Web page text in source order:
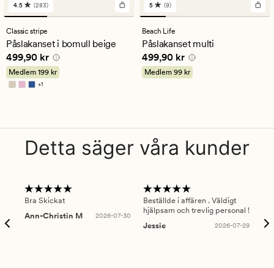
283
omdömen
med
ett
genomsnittligt
betyg
på
4.5
4.5 (283)
Classic stripe
Påslakanset i bomull beige
Pris 499,90 kr
499,90 kr
Medlem 199 kr
+1
Finns i fler färger
9
omdömen
med
ett
genomsnittligt
betyg
på
5
5 (9)
Beach Life
Påslakanset multi
Pris 499,90 kr
499,90 kr
Medlem 99 kr
Detta säger våra kunder
Bra Skickat
Ann-Christin M
2026-07-30
Beställde i affären . Väldigt
hjälpsam och trevlig personal !
Jessie
2026-07-29